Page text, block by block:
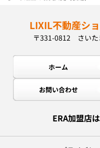
LIXIL不動産シ
〒331-0812 さいた
ホーム
お問い合わせ
ERA加盟店